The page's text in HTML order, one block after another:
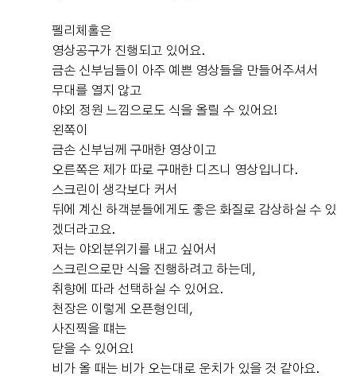
습니다. 본식 당일에는 청담에서 메이크업을 마치고 웨딩
홀로 이동했는데, 다행히 차가 많이 막히지 않아서 여유 있
게 도착할 수 있었습니다. 도착 후에는 혼주분들이 준비하
실 수 있는 공간도 확인했는데, 혼주대기실이 넓어서 부모
님들이 한복과 양복으로 갈아입고 준비하시기에 좋았습니
다. 저희는 먼저 가족사진과 신랑신부 사진을 찍고, 시간이
되어 복도에서 하객 맞이를 진행했습니다. 개인적으로 복
도가 넓고 단독으로 사용할 수 있다는 점이 정말 좋았습니
다. 만약 다른 예식 하객들과 동선이 섞이는 구조였다면 훨
씬 정신없고 불편했을 것 같은데, 그런 부분이 잘 분리되어
있어서 여유롭게 하객분들을 맞이할 수 있었습니다. 본식
진행도 전체적으로 매끄럽게 잘 흘러갔습니다. 정신없는
하루였지만 스태프분들이 안내를 잘 해주셔서 크게 신경
쓸 부분 없이 식에 집중할 수 있었습니다. 예식이 끝난 후
사진을 받아보고 다시 보니 홀이 워낙 밝고 화려한 분위기
라 사진도 정말 잘 나왔더라고요. 결혼식은 한 번뿐이라 웨
딩홀 선택이 고민될 수밖에 없는데, DMC타워웨딩은 신부
가 좋아하는 분위기뿐만 아니라 신랑 입장에서 중요하게
드디어 DMC타워웨딩 펠리체홀에서의 예식을 모두 마치고
전체적인 총평을 남겨보려고 합니다. 준비하면서 후기를
정말 많이 찾아봤던 만큼 저도 예신님들께 도움이 되었으
면 하는 마음으로 키워드별로 정리해봤어요! ​ 🌸 신부대기
실 신부대기실은 정말 기대 이상이었습니다. 홀은 전체적
으로 화이트 톤의 밝고 웅장한 분위기라면, 신부대기실은
핑크톤의 생화 장식이 가득해서 또 다른 매력이 있었어요.
같은 웨딩홀 안인데도 분위기가 달라서 사진 찍는 재미도
있었고, 어디에서 찍어도 정말 예쁘게 나왔습니다. 무엇보
다 생화가 정말 풍성하게 장식되어 있어서 들어가는 순간
"와!"라는 말이 절로 나올 정도였어요. 사진으로 보는 것보
다 실제가 훨씬 예뻤고, 하객분들도 신부대기실 너무 예쁘
후기가 도움이 되었나요?
서울한라봉 시식후기
펠리체홀은
영상공구가 진행되고 있어요.
금손 신부님들이 아주 예쁜 영상들을 만들어주셔서
무대를 열지 않고
야외 정원 느낌으로도 식을 올릴 수 있어요!
왼쪽이
금손 신부님께 구매한 영상이고
오른쪽은 제가 따로 구매한 디즈니 영상입니다.
스크린이 생각보다 커서
뒤에 계신 하객분들에게도 좋은 화질로 감상하실 수 있
겠더라고요.
저는 야외분위기를 내고 싶어서
스크린으로만 식을 진행하려고 하는데,
취향에 따라 선택하실 수 있어요.
천장은 이렇게 오픈형인데,
사진찍을 떄는
닫을 수 있어요!
비가 올 때는 비가 오는대로 운치가 있을 것 같아요.